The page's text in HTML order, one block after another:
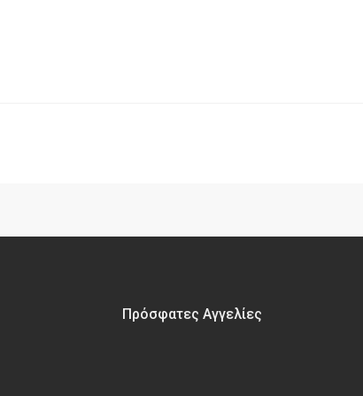
Πρόσφατες Αγγελίες